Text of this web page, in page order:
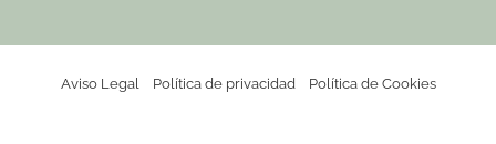
Aviso Legal Política de privacidad Política de Cookies